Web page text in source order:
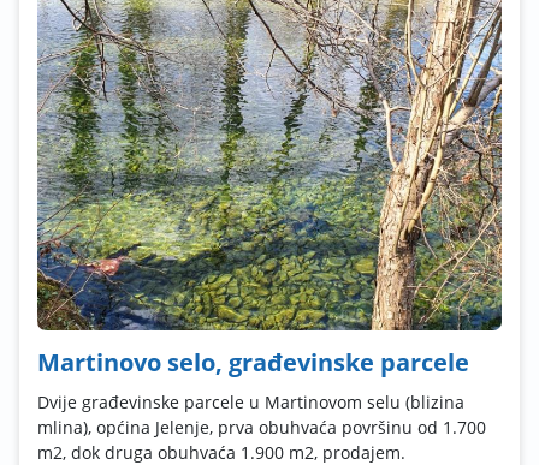
Martinovo selo, građevinske parcele
Dvije građevinske parcele u Martinovom selu (blizina
mlina), općina Jelenje, prva obuhvaća površinu od 1.700
m2, dok druga obuhvaća 1.900 m2, prodajem.